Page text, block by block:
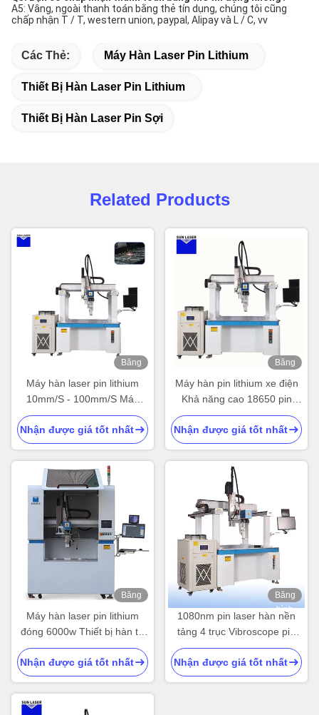
A5: Vâng, ngoài thanh toán bằng thẻ tín dụng, chúng tôi cũng
chấp nhận T / T, western union, paypal, Alipay và L / C, vv
Các Thẻ: Máy Hàn Laser Pin Lithium
Thiết Bị Hàn Laser Pin Lithium
Thiết Bị Hàn Laser Pin Sợi
Related Products
Băng
Máy hàn laser pin lithium
10mm/S - 100mm/S Máy
hàn làm mát bằng nước
Nhận được giá tốt nhất
Băng
Máy hàn pin lithium xe điện
Khả năng cao 18650 pin
máy hàn pin di động
Nhận được giá tốt nhất
Băng
Máy hàn laser pin lithium
đóng 6000w Thiết bị hàn tự
động cho nhà máy
Nhận được giá tốt nhất
Băng
hình
1080nm pin laser hàn nền
tảng 4 trục Vibroscope pin
lithium máy hàn điểm
Nhận được giá tốt nhất